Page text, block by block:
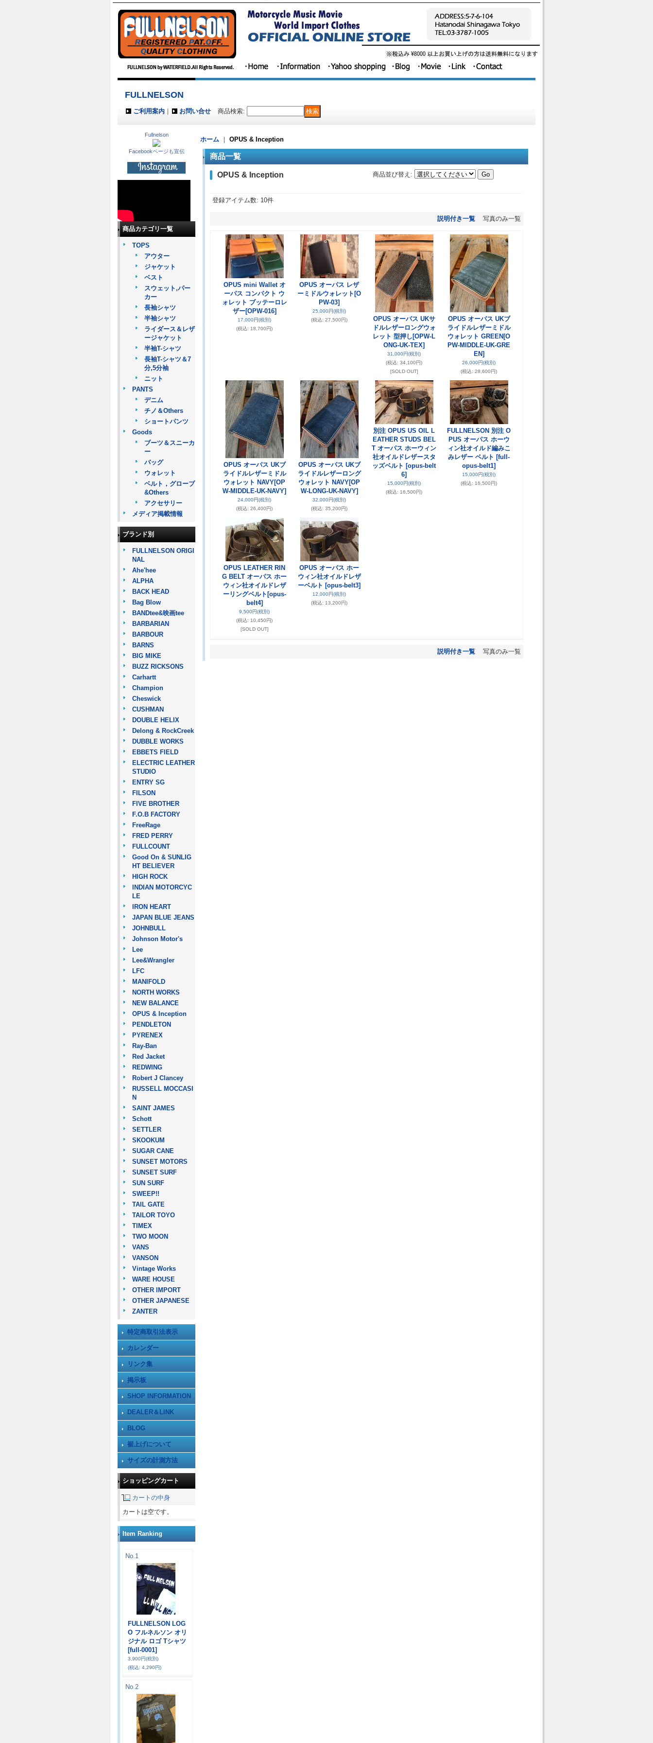
FULLNELSON
ご利用案内 ｜ お問い合せ 商品検索:
Fullnelson
Facebookページも宣伝
商品カテゴリ一覧
TOPS
アウター
ジャケット
ベスト
スウェット,パー
カー
長袖シャツ
半袖シャツ
ライダース＆レザ
ージャケット
半袖T-シャツ
長袖T-シャツ＆7
分,5分袖
ニット
PANTS
デニム
チノ＆Others
ショートパンツ
Goods
ブーツ＆スニーカ
ー
バッグ
ウォレット
ベルト，グローブ
&Others
アクセサリー
メディア掲載情報
ブランド別
FULLNELSON ORIGI
NAL
Ahe'hee
ALPHA
BACK HEAD
Bag Blow
BANDtee&映画tee
BARBARIAN
BARBOUR
BARNS
BIG MIKE
BUZZ RICKSONS
Carhartt
Champion
Cheswick
CUSHMAN
DOUBLE HELIX
Delong & RockCreek
DUBBLE WORKS
EBBETS FIELD
ELECTRIC LEATHER
STUDIO
ENTRY SG
FILSON
FIVE BROTHER
F.O.B FACTORY
FreeRage
FRED PERRY
FULLCOUNT
Good On & SUNLIG
HT BELIEVER
HIGH ROCK
INDIAN MOTORCYC
LE
IRON HEART
JAPAN BLUE JEANS
JOHNBULL
Johnson Motor's
Lee
Lee&Wrangler
LFC
MANIFOLD
NORTH WORKS
NEW BALANCE
OPUS & Inception
PENDLETON
PYRENEX
Ray-Ban
Red Jacket
REDWING
Robert J Clancey
RUSSELL MOCCASI
N
SAINT JAMES
Schott
SETTLER
SKOOKUM
SUGAR CANE
SUNSET MOTORS
SUNSET SURF
SUN SURF
SWEEP!!
TAIL GATE
TAILOR TOYO
TIMEX
TWO MOON
VANS
VANSON
Vintage Works
WARE HOUSE
OTHER IMPORT
OTHER JAPANESE
ZANTER
特定商取引法表示
カレンダー
リンク集
掲示板
SHOP INFORMATION
DEALER＆LINK
BLOG
裾上げについて
サイズの計測方法
ショッピングカート
カートの中身
カートは空です。
Item Ranking
No.1
FULLNELSON LOG
O フルネルソン オリ
ジナル ロゴ Tシャツ
[full-0001]
3,900円(税別)
(税込: 4,290円)
No.2
ホーム ｜ OPUS & Inception
商品一覧
OPUS & Inception 商品並び替え :
登録アイテム数: 10件
説明付き一覧 写真のみ一覧
OPUS mini Wallet オ
ーパス コンパクト ウ
ォレット ブッテーロレ
ザー[OPW-016]
17,000円(税別)
(税込: 18,700円)
OPUS オーパス レザ
ーミドルウォレット [O
PW-03]
25,000円(税別)
(税込: 27,500円)
OPUS オーパス UKサ
ドルレザーロングウォ
レット 型押し [OPW-L
ONG-UK-TEX]
31,000円(税別)
(税込: 34,100円)
[SOLD OUT]
OPUS オーパス UKブ
ライドルレザーミドル
ウォレット GREEN [O
PW-MIDDLE-UK-GRE
EN]
26,000円(税別)
(税込: 28,600円)
OPUS オーパス UKブ
ライドルレザーミドル
ウォレット NAVY[OP
W-MIDDLE-UK-NAVY]
24,000円(税別)
(税込: 26,400円)
OPUS オーパス UKブ
ライドルレザーロング
ウォレット NAVY[OP
W-LONG-UK-NAVY]
32,000円(税別)
(税込: 35,200円)
別注 OPUS US OIL L
EATHER STUDS BEL
T オーパス ホーウィン
社オイルドレザースタ
ッズベルト [opus-belt
6]
15,000円(税別)
(税込: 16,500円)
FULLNELSON 別注 O
PUS オーパス ホーウ
ィン社オイルド編みこ
みレザー ベルト [full-
opus-belt1]
15,000円(税別)
(税込: 16,500円)
OPUS LEATHER RIN
G BELT オーパス ホー
ウィン社オイルドレザ
ーリングベルト [opus-
belt4]
9,500円(税別)
(税込: 10,450円)
[SOLD OUT]
OPUS オーパス ホー
ウィン社オイルドレザ
ーベルト [opus-belt3]
12,000円(税別)
(税込: 13,200円)
説明付き一覧 写真のみ一覧